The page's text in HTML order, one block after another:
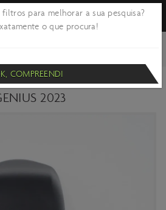
E CABOS SCOTT
2023
para melhorar a sua pesquisa?
o que procura!
COMPREENDI